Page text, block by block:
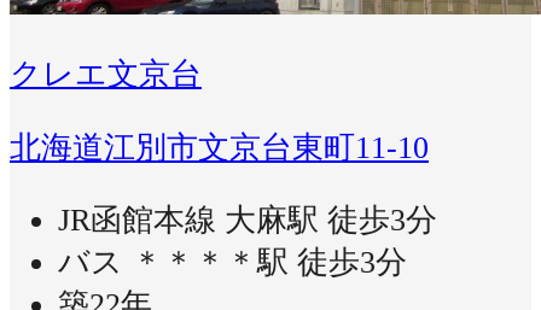
クレエ文京台
北海道江別市文京台東町11-10
JR函館本線 大麻駅 徒歩3分
バス ＊＊＊＊駅 徒歩3分